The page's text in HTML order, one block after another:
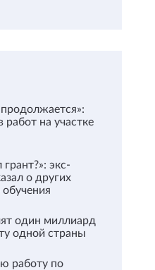
на участке
экс-
о других
один миллиард
одной страны
работу по